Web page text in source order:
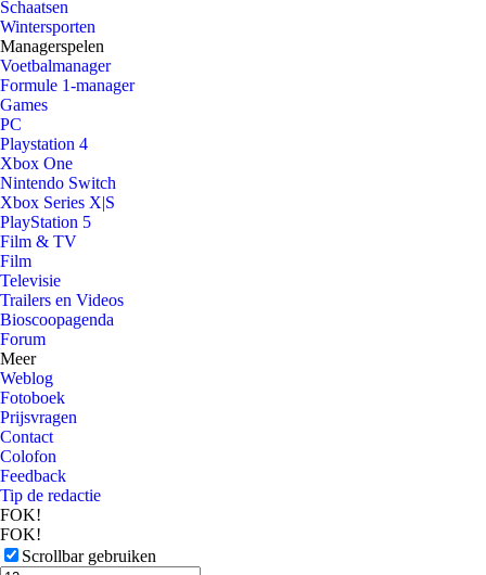
Schaatsen
Wintersporten
Managerspelen
Voetbalmanager
Formule 1-manager
Games
PC
Playstation 4
Xbox One
Nintendo Switch
Xbox Series X|S
PlayStation 5
Film & TV
Film
Televisie
Trailers en Videos
Bioscoopagenda
Forum
Meer
Weblog
Fotoboek
Prijsvragen
Contact
Colofon
Feedback
Tip de redactie
FOK!
FOK!
Scrollbar gebruiken